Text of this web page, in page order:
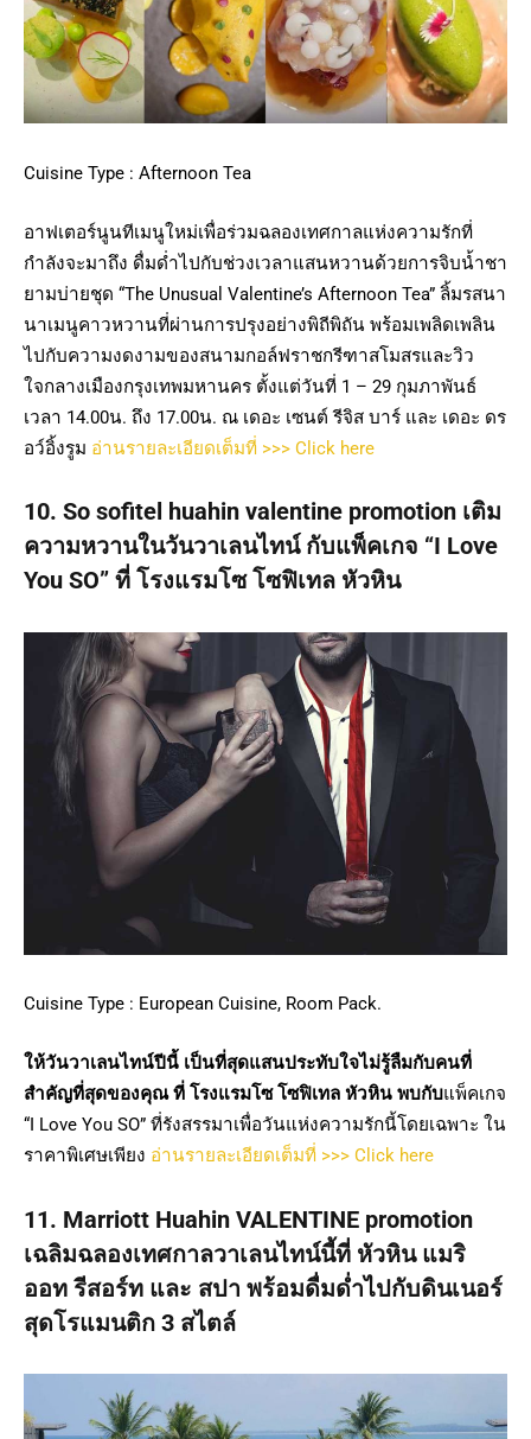
Cuisine Type : Afternoon Tea
อาฟเตอร์นูนทีเมนูใหม่เพื่อร่วมฉลองเทศกาลแห่งความรักที่
กำลังจะมาถึง ดื่มด่ำไปกับช่วงเวลาแสนหวานด้วยการจิบน้ำชา
ยามบ่ายชุด “The Unusual Valentine’s Afternoon Tea” ลิ้มรสนา
นาเมนูคาวหวานที่ผ่านการปรุงอย่างพิถีพิถัน พร้อมเพลิดเพลิน
ไปกับความงดงามของสนามกอล์ฟราชกรีฑาสโมสรและวิว
ใจกลางเมืองกรุงเทพมหานคร ตั้งแต่วันที่ 1 – 29 กุมภาพันธ์
เวลา 14.00น. ถึง 17.00น. ณ เดอะ เซนต์ รีจิส บาร์ และ เดอะ ดร
อว์อิ้งรูม อ่านรายละเอียดเต็มที่ >>> Click here
10. So sofitel huahin valentine promotion เติม
ความหวานในวันวาเลนไทน์ กับแพ็คเกจ “I Love
You SO” ที่ โรงแรมโซ โซฟิเทล หัวหิน
Cuisine Type : European Cuisine, Room Pack.
ให้วันวาเลนไทน์ปีนี้ เป็นที่สุดแสนประทับใจไม่รู้ลืมกับคนที่
สำคัญที่สุดของคุณ ที่ โรงแรมโซ โซฟิเทล หัวหิน พบกับแพ็คเกจ
“I Love You SO” ที่รังสรรมาเพื่อวันแห่งความรักนี้โดยเฉพาะ ใน
ราคาพิเศษเพียง อ่านรายละเอียดเต็มที่ >>> Click here
11. Marriott Huahin VALENTINE promotion
เฉลิมฉลองเทศกาลวาเลนไทน์นี้ที่ หัวหิน แมริ
ออท รีสอร์ท และ สปา พร้อมดื่มด่ำไปกับดินเนอร์
สุดโรแมนติก 3 สไตล์